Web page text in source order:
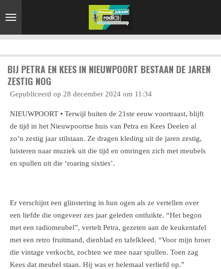
direct
naar
BIJ PETRA EN KEES IN NIEUWPOORT BESTAAN DE JAREN
ZESTIG NOG
Gepubliceerd op 28 december 2024 om 11:34
NIEUWPOORT • Terwijl buiten de 21ste eeuw voortraast, blijft
de tijd in het Nieuwpoortse huis van Petra en Kees Deelen al
zo’n zestig jaar stilstaan. Ze dragen kleding uit de jaren zestig,
luisteren naar muziek uit die tijd en omringen zich met meubels
en spullen uit die ‘roaring sixties’.
Er verschijnt een glinstering in hun ogen als ze vertellen over
een liefde die ongeveer zes jaar geleden ontluikte. “Het begon
met een radiomeubel”, vertelt Petra, gezeten aan de keukentafel
met een retro fruitmand, dienblad en tafelkleed. “Voor mijn broer
die vintage verkocht, zochten we mee naar spullen. Toen zag
Kees dat meubel staan. Hij was er helemaal verliefd op.”